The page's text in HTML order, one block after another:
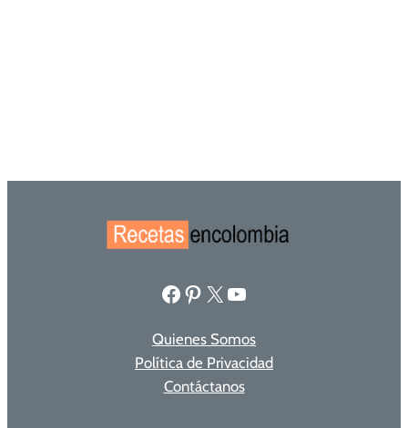
Facebook Pinterest X YouTube
Quienes Somos
Política de Privacidad
Contáctanos